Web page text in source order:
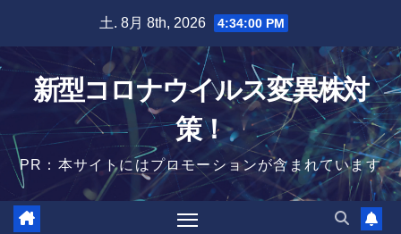
content
土. 8月 8th, 2026 4:34:01 PM
新型コロナウイルス変異株対
策！
PR：本サイトにはプロモーションが含まれています